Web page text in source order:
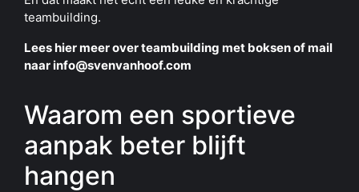
teambuilding.
Lees hier meer over teambuilding met boksen of mail
naar info@svenvanhoof.com
Waarom een sportieve
aanpak beter blijft
hangen